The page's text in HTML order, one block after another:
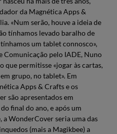
da Magnética Apps &
«Num serão, houve a ideia de
tínhamos levado baralho de
um tablet connosco»,
Comunicação pelo IADE, Nuno
que permitisse «jogar às cartas,
grupo, no tablet». Em
Apps & Crafts e os
são apresentados em
final do ano, e após um
WonderCover seria uma das
(mais a Magikbee) a